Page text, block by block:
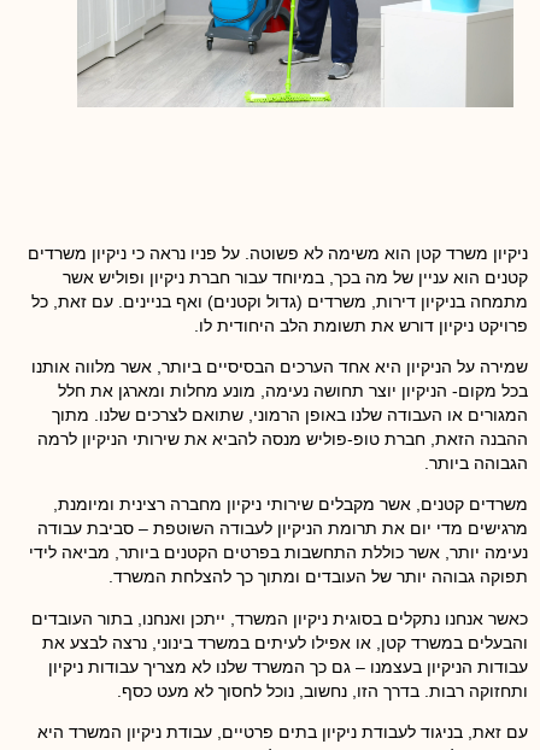
ניקיון משרד קטן הוא משימה לא פשוטה. על פניו נראה כי ניקיון משרדים
קטנים הוא עניין של מה בכך, במיוחד עבור חברת ניקיון ופוליש אשר
מתמחה בניקיון דירות, משרדים (גדול וקטנים) ואף בניינים. עם זאת, כל
פרויקט ניקיון דורש את תשומת הלב היחודית לו.
שמירה על הניקיון היא אחד הערכים הבסיסיים ביותר, אשר מלווה אותנו
בכל מקום- הניקיון יוצר תחושה נעימה, מונע מחלות ומארגן את חלל
המגורים או העבודה שלנו באופן הרמוני, שתואם לצרכים שלנו. מתוך
ההבנה הזאת, חברת טופ-פוליש מנסה להביא את שירותי הניקיון לרמה
הגבוהה ביותר.
משרדים קטנים, אשר מקבלים שירותי ניקיון מחברה רצינית ומיומנת,
מרגישים מדי יום את תרומת הניקיון לעבודה השוטפת – סביבת עבודה
נעימה יותר, אשר כוללת התחשבות בפרטים הקטנים ביותר, מביאה לידי
תפוקה גבוהה יותר של העובדים ומתוך כך להצלחת המשרד.
כאשר אנחנו נתקלים בסוגית ניקיון המשרד, ייתכן ואנחנו, בתור העובדים
והבעלים במשרד קטן, או אפילו לעיתים במשרד בינוני, נרצה לבצע את
עבודות הניקיון בעצמנו – גם כך המשרד שלנו לא מצריך עבודות ניקיון
ותחזוקה רבות. בדרך הזו, נחשוב, נוכל לחסוך לא מעט כסף.
עם זאת, בניגוד לעבודת ניקיון בתים פרטיים, עבודת ניקיון המשרד היא